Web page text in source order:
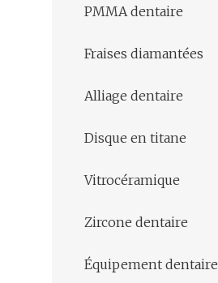
PMMA dentaire
Fraises diamantées
Alliage dentaire
Disque en titane
Vitrocéramique
Zircone dentaire
Équipement dentaire